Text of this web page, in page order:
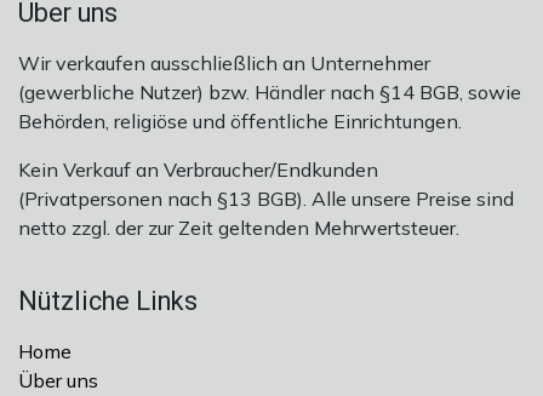
Über uns
Wir verkaufen ausschließlich an Unternehmer
(gewerbliche Nutzer) bzw. Händler nach §14 BGB, sowie
Behörden, religiöse und öffentliche Einrichtungen.
Kein Verkauf an Verbraucher/Endkunden
(Privatpersonen nach §13 BGB). Alle unsere Preise sind
netto zzgl. der zur Zeit geltenden Mehrwertsteuer.
Nützliche Links
Home
Über uns